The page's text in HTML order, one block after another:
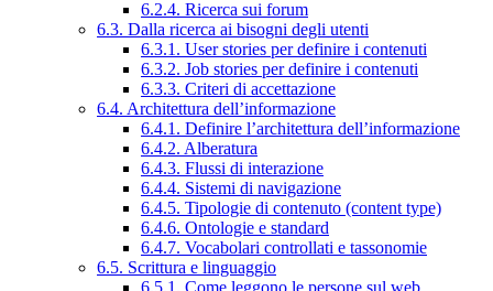
6.2.4. Ricerca sui forum
6.3. Dalla ricerca ai bisogni degli utenti
6.3.1. User stories per definire i contenuti
6.3.2. Job stories per definire i contenuti
6.3.3. Criteri di accettazione
6.4. Architettura dell’informazione
6.4.1. Definire l’architettura dell’informazione
6.4.2. Alberatura
6.4.3. Flussi di interazione
6.4.4. Sistemi di navigazione
6.4.5. Tipologie di contenuto (content type)
6.4.6. Ontologie e standard
6.4.7. Vocabolari controllati e tassonomie
6.5. Scrittura e linguaggio
6.5.1. Come leggono le persone sul web